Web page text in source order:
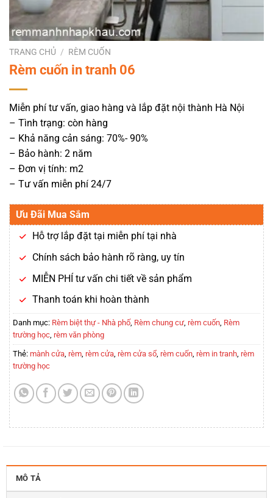
TRANG CHỦ / RÈM CUỐN
Rèm cuốn in tranh 06
Miễn phí tư vấn, giao hàng và lắp đặt nội thành Hà Nội
– Tình trạng: còn hàng
– Khả năng cản sáng: 70%- 90%
– Bảo hành: 2 năm
– Đơn vị tính: m2
– Tư vấn miễn phí 24/7
Ưu Đãi Mua Sắm
Hỗ trợ lắp đặt tại miễn phí tại nhà
Chính sách bảo hành rõ ràng, uy tín
MIỄN PHÍ tư vấn chi tiết về sản phẩm
Thanh toán khi hoàn thành
Danh mục: Rèm biệt thự - Nhà phố Rèm chung cư, rèm cuốn Rèm
trường học rèm văn phòng
Thẻ: mành cửa rèm rèm cửa rèm cửa sổ rèm cuốn rèm in tranh rèm
trường học
MÔ TẢ